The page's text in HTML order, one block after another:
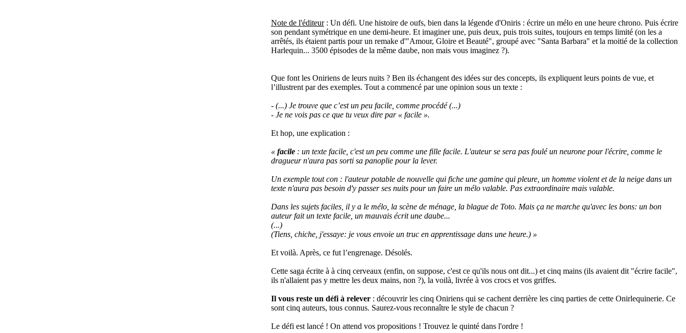
Note de l'éditeur: Un défi. Une histoire de oufs, bien dans la légende d'Oniris : écrire un mélo en une heure chrono. Puis écrire
son pendant symétrique en une demi-heure. Et imaginer une, puis deux, puis trois suites, toujours en temps limité (on les a
arrêtés, ils étaient partis pour un remake d'"Amour, Gloire et Beauté", groupé avec "Santa Barbara" et la moitié de la collection
Harlequin... 3500 épisodes de la même daube, non mais vous imaginez ?).
Que font les Oniriens de leurs nuits ? Ben ils échangent des idées sur des concepts, ils expliquent leurs points de vue, et
l’illustrent par des exemples. Tout a commencé par une opinion sous un texte :
- (...) Je trouve que c’est un peu facile, comme procédé (...)
- Je ne vois pas ce que tu veux dire par « facile ».
Et hop, une explication :
« facile : un texte facile, c'est un peu comme une fille facile. L'auteur se sera pas foulé un neurone pour l'écrire, comme le
dragueur n'aura pas sorti sa panoplie pour la lever.
Un exemple tout con : l'auteur potable de nouvelle qui fiche une gamine qui pleure, un homme violent et de la neige dans un
texte n'aura pas besoin d'y passer ses nuits pour un faire un mélo valable. Pas extraordinaire mais valable.
Dans les sujets faciles, il y a le mélo, la scène de ménage, la blague de Toto. Mais ça ne marche qu'avec les bons: un bon
auteur fait un texte facile, un mauvais écrit une daube...
(...)
(Tiens, chiche, j'essaye: je vous envoie un truc en apprentissage dans une heure.) »
Et voilà. Après, ce fut l’engrenage. Désolés.
Cette saga écrite à à cinq cerveaux (enfin, on suppose, c'est ce qu'ils nous ont dit...) et cinq mains (ils avaient dit "écrire facile",
ils n'allaient pas y mettre les deux mains, non ?), la voilà, livrée à vos crocs et vos griffes.
Il vous reste un défi à relever : découvrir les cinq Oniriens qui se cachent derrière les cinq parties de cette Onirlequinerie. Ce
sont cinq auteurs, tous connus. Saurez-vous reconnaître le style de chacun ?
Le défi est lancé ! On attend vos propositions ! Trouvez le quinté dans l'ordre !